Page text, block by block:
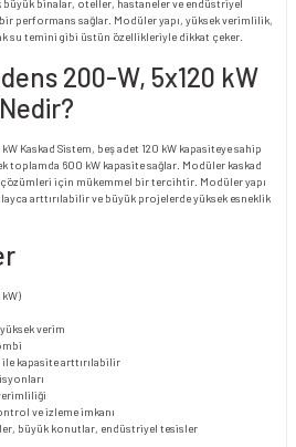
binalar, oteller, hastaneler ve endüstriyel
performans sağlar. Modüler yapı, yüksek verimlilik,
su temini gibi üstün özellikleriyle dikkat çeker.
200-W, 5x120 kW
Kaskad Sistem, beş adet 120 kW kapasiteye sahip
600 kW kapasite sağlar. Modüler kaskad
çözümleri için mükemmel bir tercihtir. Modüler yapı
arttırılabilir ve büyük projelerde yüksek esneklik
yüksek verim
ile kapasite arttırılabilir
ve izleme imkanı
büyük konutlar, endüstriyel tesisler